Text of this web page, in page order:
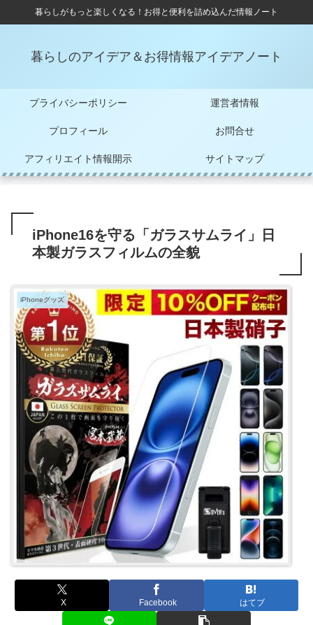
暮らしがもっと楽しくなる！お得と便利を詰め込んだ情報ノート
暮らしのアイデア＆お得情報アイデアノート
プライバシーポリシー 運営者情報
プロフィール お問合せ
アフィリエイト情報開示 サイトマップ
iPhone16を守る「ガラスサムライ」日
本製ガラスフィルムの全貌
iPhoneグッズ
X Facebook はてブ